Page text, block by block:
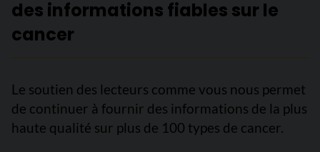
des informations fiables sur le
cancer
Le soutien des lecteurs comme vous nous permet
de continuer à fournir des informations de la plus
haute qualité sur plus de 100 types de cancer.